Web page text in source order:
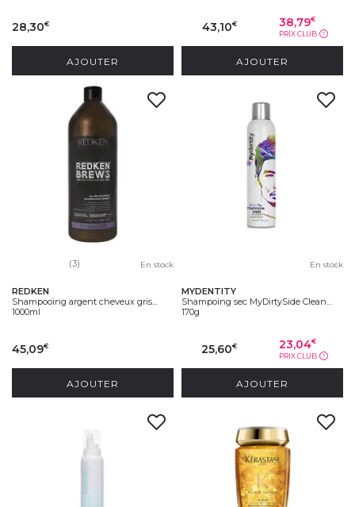
28,30€
AJOUTER
43,10€ 38,79€
PRIX CLUB ?
AJOUTER
(3) En stock
REDKEN
Shampooing argent cheveux gris...
1000ml
45,09€
AJOUTER
En stock
MYDENTITY
Shampoing sec MyDirtySide Clean...
170g
25,60€ 23,04€
PRIX CLUB ?
AJOUTER